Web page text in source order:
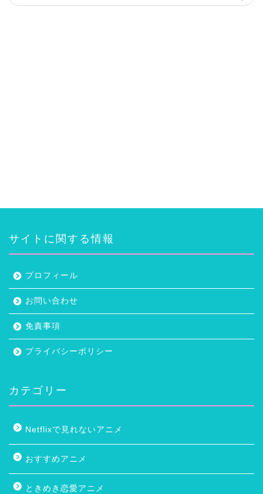
サイトに関する情報
プロフィール
お問い合わせ
免責事項
プライバシーポリシー
カテゴリー
Netflixで見れないアニメ
おすすめアニメ
ときめき恋愛アニメ